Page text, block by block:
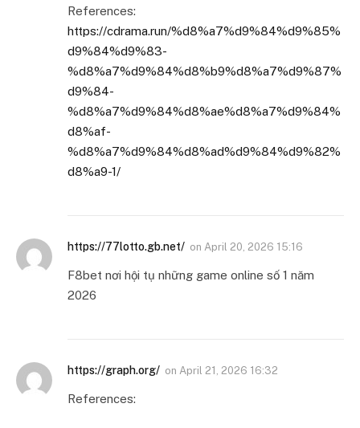
References:
https://cdrama.run/%d8%a7%d9%84%d9%85%
d9%84%d9%83-
%d8%a7%d9%84%d8%b9%d8%a7%d9%87%
d9%84-
%d8%a7%d9%84%d8%ae%d8%a7%d9%84%
d8%af-
%d8%a7%d9%84%d8%ad%d9%84%d9%82%
d8%a9-1/
https://77lotto.gb.net/ on April 20, 2026 15:16
F8bet nơi hội tụ những game online số 1 năm
2026
https://graph.org/ on April 21, 2026 16:32
References: